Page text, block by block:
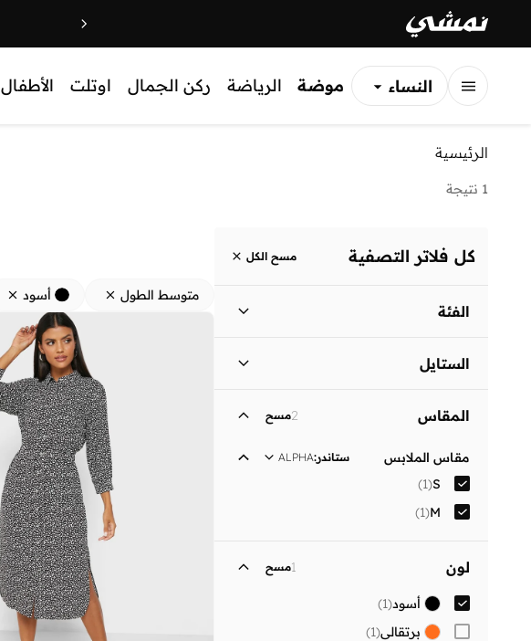
النساء
موضة الرياضة ركن الجمال اوتلت الأطفال
الرئيسية
1 نتيجة
كل فلاتر التصفية مسح الكل
الفئة
نساء
الستايل
المقاس 2مسح
مقاس الملابس ستاندر:
ALPHA
S
(
1
)
M
(
1
)
لون 1مسح
أسود(
1
)
برتقالي(
1
)
متوسط الطول أسود